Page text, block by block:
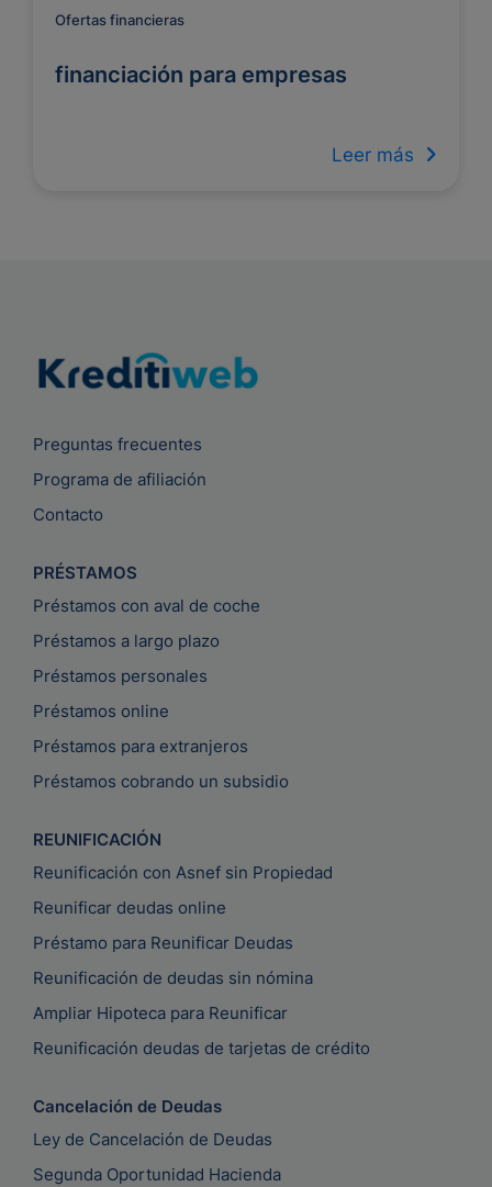
Ofertas financieras
financiación para empresas
Leer más
Preguntas frecuentes
Programa de afiliación
Contacto
PRÉSTAMOS
Préstamos con aval de coche
Préstamos a largo plazo
Préstamos personales
Préstamos online
Préstamos para extranjeros
Préstamos cobrando un subsidio
REUNIFICACIÓN
Reunificación con Asnef sin Propiedad
Reunificar deudas online
Préstamo para Reunificar Deudas
Reunificación de deudas sin nómina
Ampliar Hipoteca para Reunificar
Reunificación deudas de tarjetas de crédito
Cancelación de Deudas
Ley de Cancelación de Deudas
Segunda Oportunidad Hacienda